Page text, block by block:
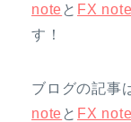
note と FX note
す！
ブログの記事
note と FX note